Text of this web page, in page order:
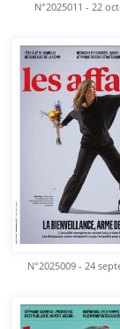
N°2025011 - 22
N°2025009 - 24